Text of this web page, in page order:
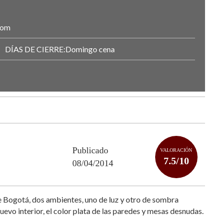
DÍAS DE CIERRE:Domingo cena
Publicado
08/04/2014
VALORACIÓN
7.5/10
Bogotá, dos ambientes, uno de luz y otro de sombra
interior, el color plata de las paredes y mesas desnudas.